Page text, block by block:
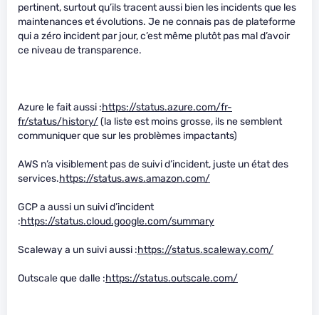
pertinent, surtout qu’ils tracent aussi bien les incidents que les
maintenances et évolutions. Je ne connais pas de plateforme
qui a zéro incident par jour, c’est même plutôt pas mal d’avoir
ce niveau de transparence.
Azure le fait aussi :https://status.azure.com/fr-
fr/status/history/(la liste est moins grosse, ils ne semblent
communiquer que sur les problèmes impactants)
AWS n’a visiblement pas de suivi d’incident, juste un état des
services.https://status.aws.amazon.com/
GCP a aussi un suivi d’incident
:https://status.cloud.google.com/summary
Scaleway a un suivi aussi :https://status.scaleway.com/
Outscale que dalle :https://status.outscale.com/